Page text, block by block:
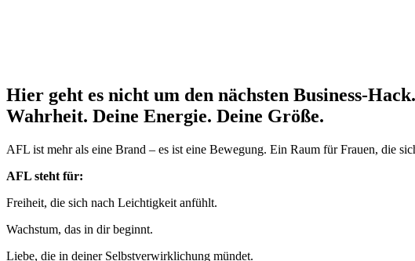
Hier geht es nicht um den nächsten Business-
Wahrheit. Deine Energie. Deine Größe.
AFL ist mehr als eine Brand – es ist eine Bewegung. Ein Raum für Frauen, die
AFL steht für:
Freiheit, die sich nach Leichtigkeit anfühlt.
Wachstum, das in dir beginnt.
Liebe, die in deiner Selbstverwirklichung mündet.